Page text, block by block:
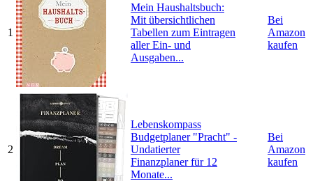
1
Mein Haushaltsbuch:
Mit übersichtlichen
Tabellen zum Eintragen
aller Ein- und
Ausgaben...
Bei
Amazon
kaufen
2
Lebenskompass
Budgetplaner "Pracht" -
Undatierter
Finanzplaner für 12
Monate...
Bei
Amazon
kaufen